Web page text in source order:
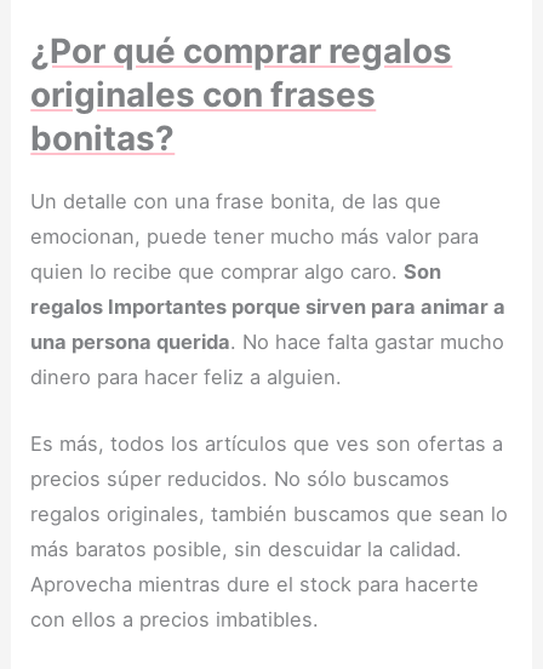
¿Por qué comprar regalos
originales con frases
bonitas?
Un detalle con una frase bonita, de las que
emocionan, puede tener mucho más valor para
quien lo recibe que comprar algo caro.Son
regalos Importantes porque sirven para animar a
una persona querida. No hace falta gastar mucho
dinero para hacer feliz a alguien.
Es más, todos los artículos que ves son ofertas a
precios súper reducidos. No sólo buscamos
regalos originales, también buscamos que sean lo
más baratos posible, sin descuidar la calidad.
Aprovecha mientras dure el stock para hacerte
con ellos a precios imbatibles.